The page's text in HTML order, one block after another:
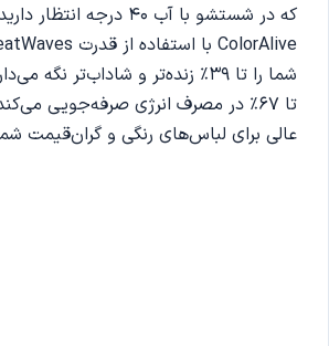
که در شستشو با آب 40 درجه
شما را تا 39% زنده‌تر و شاداب‌تر
تا 67% در مصرف انرژی صرفه‌جویی
عالی برای لباس‌های رنگی و گران‌قیمت